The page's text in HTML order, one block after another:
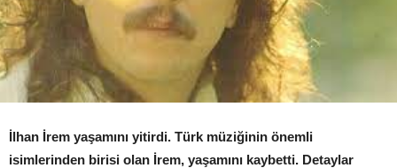
İlhan İrem yaşamını yitirdi. Türk müziğinin önemli
isimlerinden birisi olan İrem, yaşamını kaybetti. Detaylar